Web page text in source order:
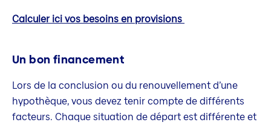
Calculer ici vos besoins en provisions
Un bon financement
Lors de la conclusion ou du renouvellement d’une
hypothèque, vous devez tenir compte de différents
facteurs. Chaque situation de départ est différente et